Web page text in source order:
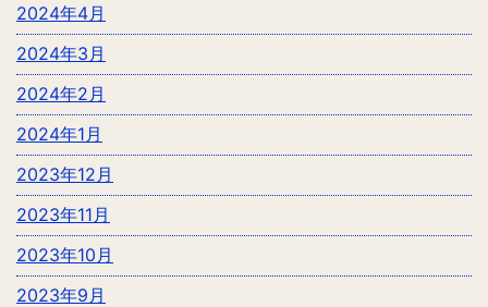
2024年4月
2024年3月
2024年2月
2024年1月
2023年12月
2023年11月
2023年10月
2023年9月